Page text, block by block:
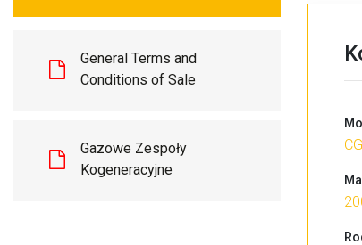
General Terms and
Conditions of Sale
Gazowe Zespoły
Kogeneracyjne